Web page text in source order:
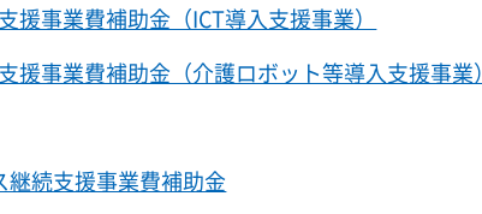
事業費補助金（ICT導入支援事業）
事業費補助金（介護ロボット等導入支援事業）
続支援事業費補助金